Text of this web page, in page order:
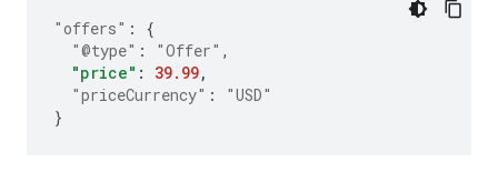
"offers" :
{
"@type" : "Offer" ,
"price" : 39.99,
"priceCurrency" :
"USD"
}